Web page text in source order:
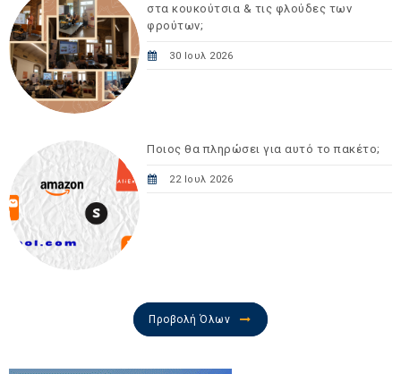
στα κουκούτσια & τις φλούδες των
φρούτων;
30 Ιουλ 2026
Ποιος θα πληρώσει για αυτό το πακέτο;
22 Ιουλ 2026
Προβολή Όλων